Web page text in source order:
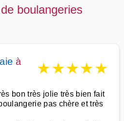
boulangeries
à
★★★★★
bon très jolie très bien fait
pas chère et très